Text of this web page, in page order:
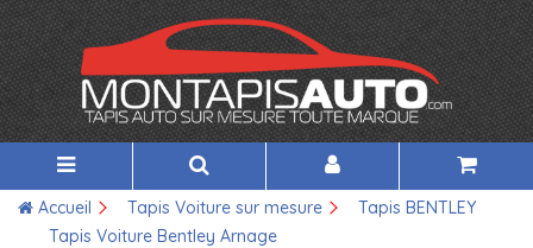
Accueil Tapis Voiture sur mesure
Tapis BENTLEY
Tapis Voiture Bentley Arnage